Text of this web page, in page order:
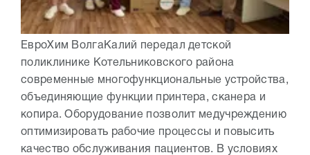
ЕвроХим ВолгаКалий передал детской
поликлинике Котельниковского района
современные многофункциональные устройства,
объединяющие функции принтера, сканера и
копира. Оборудование позволит медучреждению
оптимизировать рабочие процессы и повысить
качество обслуживания пациентов. В условиях